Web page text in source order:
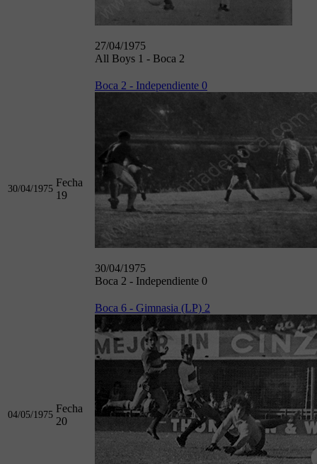
27/04/1975
All Boys 1 - Boca 2
30/04/1975
Fecha
19
Boca 2 - Independiente 0
30/04/1975
Boca 2 - Independiente 0
04/05/1975
Fecha
20
Boca 6 - Gimnasia (LP) 2